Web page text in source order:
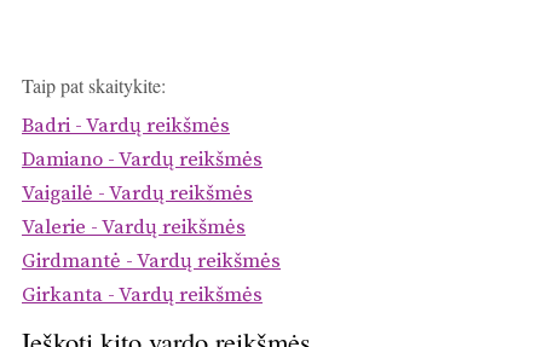
Taip pat skaitykite:
Badri - Vardų reikšmės
Damiano - Vardų reikšmės
Vaigailė - Vardų reikšmės
Valerie - Vardų reikšmės
Girdmantė - Vardų reikšmės
Girkanta - Vardų reikšmės